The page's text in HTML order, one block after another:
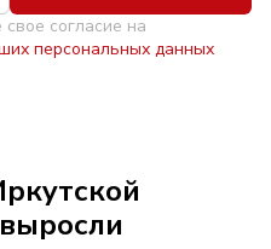
согласие на
персональных данных